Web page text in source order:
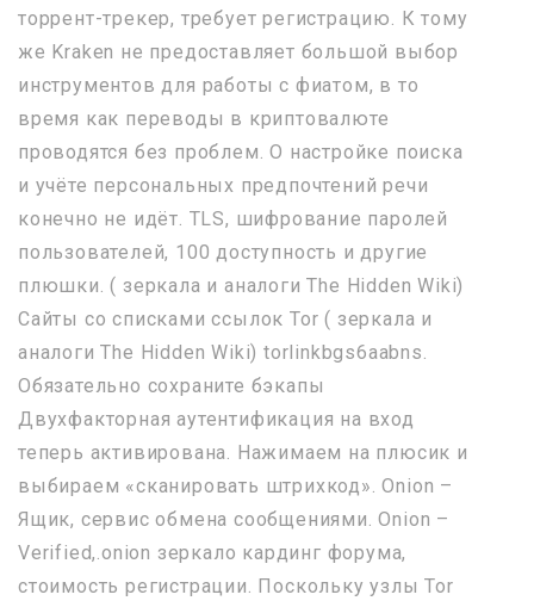
торрент-трекер, требует регистрацию. К тому
же Kraken не предоставляет большой выбор
инструментов для работы с фиатом, в то
время как переводы в криптовалюте
проводятся без проблем. О настройке поиска
и учёте персональных предпочтений речи
конечно не идёт. TLS, шифрование паролей
пользователей, 100 доступность и другие
плюшки. ( зеркала и аналоги The Hidden Wiki)
Сайты со списками ссылок Tor ( зеркала и
аналоги The Hidden Wiki) torlinkbgs6aabns.
Обязательно сохраните бэкапы
Двухфакторная аутентификация на вход
теперь активирована. Нажимаем на плюсик и
выбираем «сканировать штрихкод». Onion –
Ящик, сервис обмена сообщениями. Onion –
Verified,.onion зеркало кардинг форума,
стоимость регистрации. Поскольку узлы Tor